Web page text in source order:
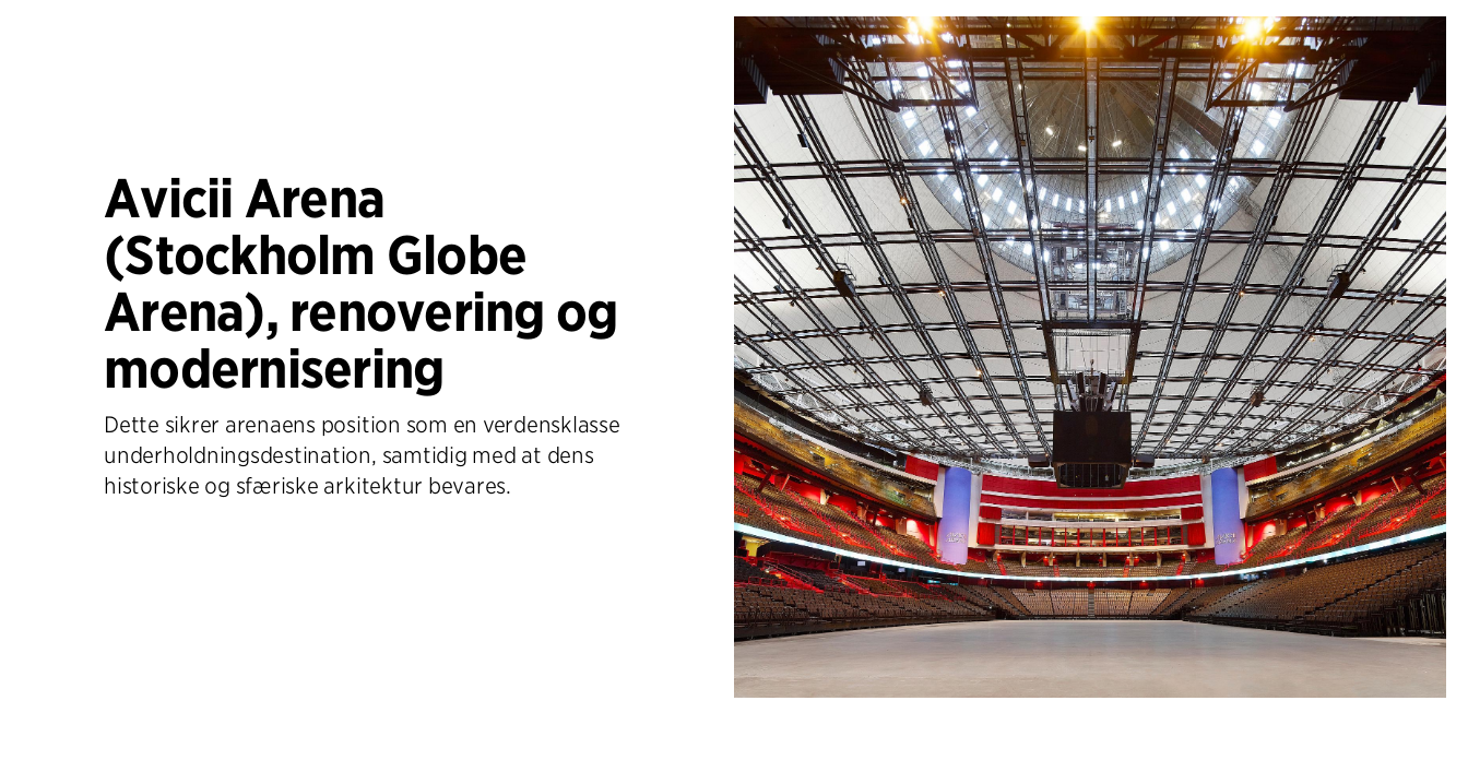
Avicii Arena
(Stockholm Globe
Arena), renovering og
modernisering
Dette sikrer arenaens position som en verdensklasse
underholdningsdestination, samtidig med at dens
historiske og sfæriske arkitektur bevares.